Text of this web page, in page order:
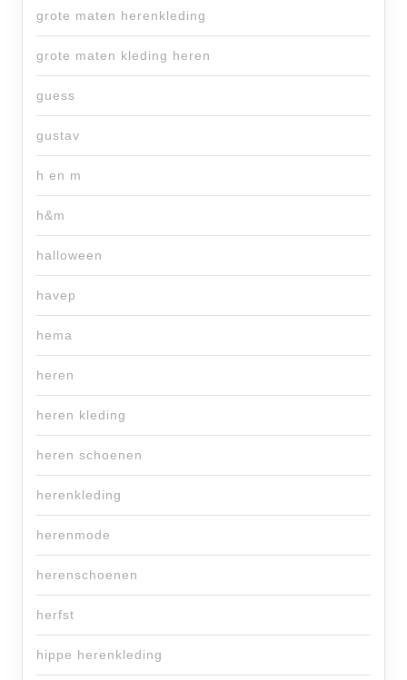
grote maten herenkleding
grote maten kleding heren
guess
gustav
h en m
h&m
halloween
havep
hema
heren
heren kleding
heren schoenen
herenkleding
herenmode
herenschoenen
herfst
hippe herenkleding